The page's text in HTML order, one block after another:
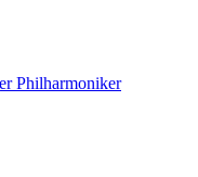
Philharmoniker